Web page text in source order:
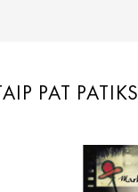
PAT PATIKS